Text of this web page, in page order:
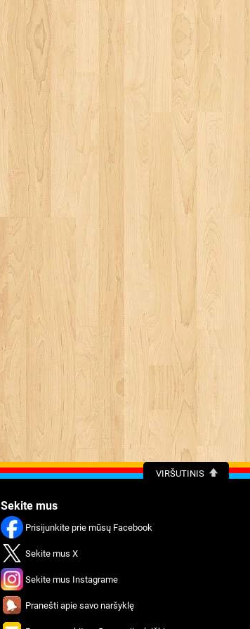
VIRŠUTINIS
Sekite mus
Prisijunkite prie mūsų Facebook
Sekite mus X
Sekite mus Instagrame
Pranešti apie savo naršyklę